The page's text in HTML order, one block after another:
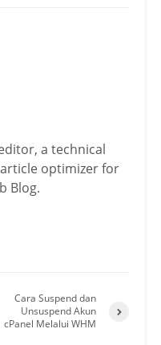
a technical
optimizer for
Blog.
Cara Suspend dan
Unsuspend Akun
cPanel Melalui WHM